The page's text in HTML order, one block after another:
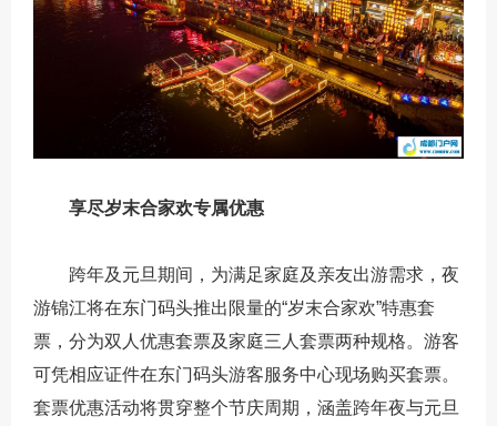
享尽岁末合家欢专属优惠
跨年及元旦期间，为满足家庭及亲友出游需求，夜
游锦江将在东门码头推出限量的“岁末合家欢”特惠套
票，分为双人优惠套票及家庭三人套票两种规格。游客
可凭相应证件在东门码头游客服务中心现场购买套票。
套票优惠活动将贯穿整个节庆周期，涵盖跨年夜与元旦